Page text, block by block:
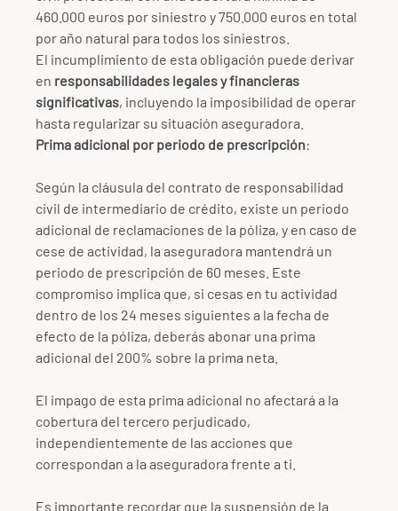
460.000 euros por siniestro y 750.000 euros en total
por año natural para todos los siniestros.
El incumplimiento de esta obligación puede derivar
en responsabilidades legales y financieras
significativas, incluyendo la imposibilidad de operar
hasta regularizar su situación aseguradora.
Prima adicional por periodo de prescripción:
Según la cláusula del contrato de responsabilidad
civil de intermediario de crédito, existe un periodo
adicional de reclamaciones de la póliza, y en caso de
cese de actividad, la aseguradora mantendrá un
periodo de prescripción de 60 meses. Este
compromiso implica que, si cesas en tu actividad
dentro de los 24 meses siguientes a la fecha de
efecto de la póliza, deberás abonar una prima
adicional del 200% sobre la prima neta.
El impago de esta prima adicional no afectará a la
cobertura del tercero perjudicado,
independientemente de las acciones que
correspondan a la aseguradora frente a ti.
Es importante recordar que la suspensión de la